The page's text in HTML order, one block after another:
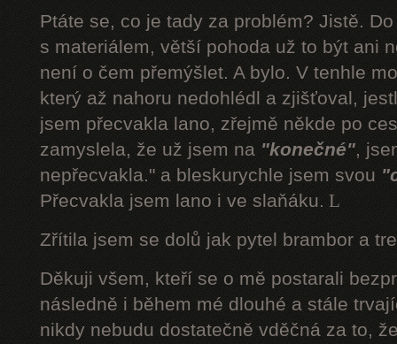
Ptáte se, co je tady za problém? Jistě.
s materiálem, větší pohoda už to být ani
není o čem přemýšlet. A bylo. V tenhle
který až nahoru nedohlédl a zjišťoval,
jsem přecvakla lano, zřejmě někde po
zamyslela, že už jsem na "konečné",
nepřecvakla." a bleskurychle jsem svou
Přecvakla jsem lano i ve slaňáku. L
Zřítila jsem se dolů jak pytel brambor a
Děkuji všem, kteří se o mě postarali
následně i během mé dlouhé a stále
nikdy nebudu dostatečně vděčná za to,